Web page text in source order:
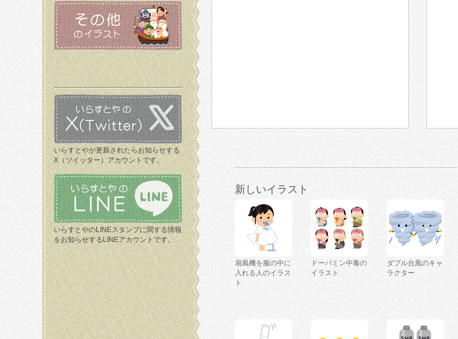
いらすとやが更新されたらお知らせする
X（ツイッター）アカウントです。
いらすとやのLINEスタンプに関する情報
をお知らせするLINEアカウントです。
新しいイラスト
扇風機を服の中に
入れる人のイラス
ト
ドーパミン中毒の
イラスト
ダブル台風のキャ
ラクター